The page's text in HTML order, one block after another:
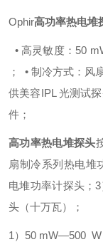
Ophir高功率热电堆
• 高灵敏度：50
；
• 制冷方式：风
供美容IPL 光测试探
件；
高功率热电堆探头
扇制冷系列热电堆
电堆功率计探头；
头（十万瓦）；
1）50 mW—500